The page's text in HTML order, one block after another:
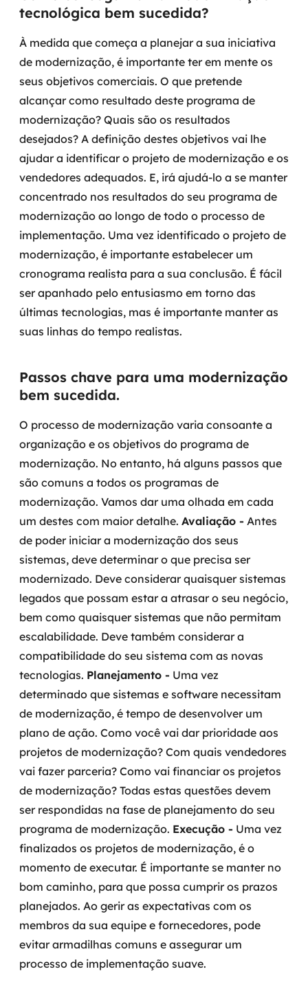
tecnológica bem sucedida?
À medida que começa a planejar a sua iniciativa
de modernização, é importante ter em mente os
seus objetivos comerciais. O que pretende
alcançar como resultado deste programa de
modernização? Quais são os resultados
desejados? A definição destes objetivos vai lhe
ajudar a identificar o projeto de modernização e os
vendedores adequados. E, irá ajudá-lo a se manter
concentrado nos resultados do seu programa de
modernização ao longo de todo o processo de
implementação. Uma vez identificado o projeto de
modernização, é importante estabelecer um
cronograma realista para a sua conclusão. É fácil
ser apanhado pelo entusiasmo em torno das
últimas tecnologias, mas é importante manter as
suas linhas do tempo realistas.
Passos chave para uma modernização
bem sucedida.
O processo de modernização varia consoante a
organização e os objetivos do programa de
modernização. No entanto, há alguns passos que
são comuns a todos os programas de
modernização. Vamos dar uma olhada em cada
um destes com maior detalhe. Avaliação - Antes
de poder iniciar a modernização dos seus
sistemas, deve determinar o que precisa ser
modernizado. Deve considerar quaisquer sistemas
legados que possam estar a atrasar o seu negócio,
bem como quaisquer sistemas que não permitam
escalabilidade. Deve também considerar a
compatibilidade do seu sistema com as novas
tecnologias. Planejamento - Uma vez
determinado que sistemas e software necessitam
de modernização, é tempo de desenvolver um
plano de ação. Como você vai dar prioridade aos
projetos de modernização? Com quais vendedores
vai fazer parceria? Como vai financiar os projetos
de modernização? Todas estas questões devem
ser respondidas na fase de planejamento do seu
programa de modernização. Execução - Uma vez
finalizados os projetos de modernização, é o
momento de executar. É importante se manter no
bom caminho, para que possa cumprir os prazos
planejados. Ao gerir as expectativas com os
membros da sua equipe e fornecedores, pode
evitar armadilhas comuns e assegurar um
processo de implementação suave.